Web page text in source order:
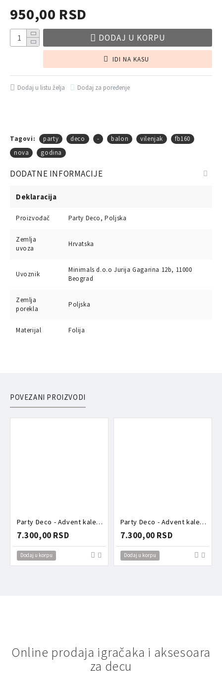
950,00 RSD
DODAJ U KORPU
IDI NA KASU
Dodaj u listu želja Dodaj za poređenje
Tagovi: party deco - balon vilenjak
fb160
nova
godina
DODATNE INFORMACIJE
Deklaracija
Proizvođač Party Deco, Poljska
Zemlja
uvoza
Hrvatska
Uvoznik
Minimals d.o.o Jurija Gagarina 12b, 11000
Beograd
Zemlja
porekla
Poljska
Materijal Folija
POVEZANI PROIZVODI
Party Deco - Advent kalendar - Roze kutija puna aksesoara
7.300,00 RSD
Dodaj u korpu
Party Deco - Advent kalendar - Torbica puna aksesoara zeka
7.300,00 RSD
Dodaj u korpu
Online prodaja igračaka i aksesoara
za decu